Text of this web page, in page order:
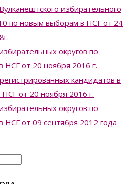
избирательного
по новым выборам в НСГ от 24
округов по
НСГ от 20 ноября 2016 г.
кандидатов в
от 20 ноября 2016 г.
округов по
НСГ от 09 сентября 2012 года